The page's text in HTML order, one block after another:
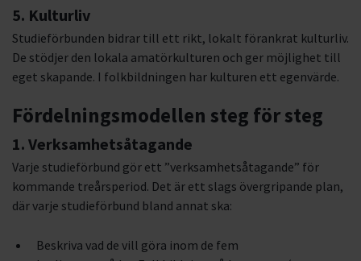
5. Kulturliv
Studieförbunden bidrar till ett rikt, lokalt förankrat kulturliv.
De stödjer den lokala amatörkulturen och ger möjlighet till
eget skapande. I folkbildningen har kulturen ett egenvärde.
Fördelningsmodellen steg för steg
1. Verksamhetsåtagande
Varje studieförbund gör ett ”verksamhetsåtagande” för
kommande treårsperiod. Det är ett slags övergripande plan,
där varje studieförbund bland annat ska:
Beskriva vad de vill göra inom de fem